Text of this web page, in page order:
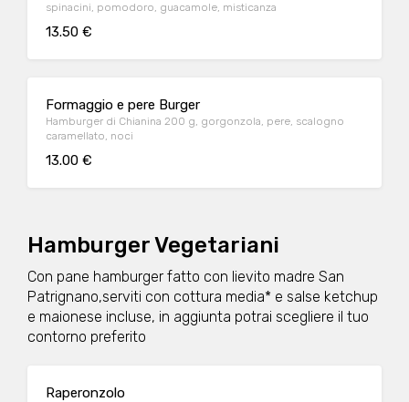
spinacini, pomodoro, guacamole, misticanza
13.50 €
Formaggio e pere Burger
Hamburger di Chianina 200 g, gorgonzola, pere, scalogno
caramellato, noci
13.00 €
Hamburger Vegetariani
Con pane hamburger fatto con lievito madre San
Patrignano,serviti con cottura media* e salse ketchup
e maionese incluse, in aggiunta potrai scegliere il tuo
contorno preferito
Raperonzolo